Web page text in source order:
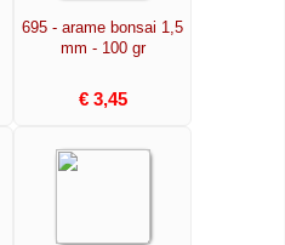
695 - arame bonsai 1,5
mm - 100 gr
€ 3,45